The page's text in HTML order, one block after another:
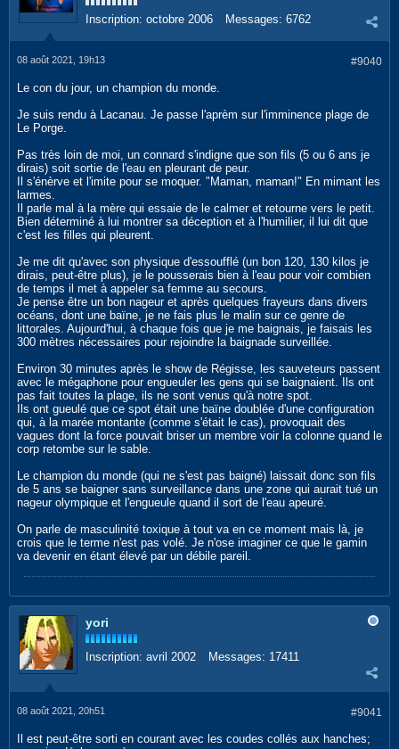
Inscription: octobre 2006 Messages: 6762
#9040
08 août 2021, 19h13
Le con du jour, un champion du monde.
Je suis rendu à Lacanau. Je passe l'aprèm sur l'imminence plage de
Le Porge.
Pas très loin de moi, un connard s'indigne que son fils (5 ou 6 ans je
dirais) soit sortie de l'eau en pleurant de peur.
Il s'énèrve et l'imite pour se moquer. "Maman, maman!" En mimant les
larmes.
Il parle mal à la mère qui essaie de le calmer et retourne vers le petit.
Bien déterminé à lui montrer sa déception et à l'humilier, il lui dit que
c'est les filles qui pleurent.
Je me dit qu'avec son physique d'essoufflé (un bon 120, 130 kilos je
dirais, peut-être plus), je le pousserais bien à l'eau pour voir combien
de temps il met à appeler sa femme au secours.
Je pense être un bon nageur et après quelques frayeurs dans divers
océans, dont une baïne, je ne fais plus le malin sur ce genre de
littorales. Aujourd'hui, à chaque fois que je me baignais, je faisais les
300 mètres nécessaires pour rejoindre la baignade surveillée.
Environ 30 minutes après le show de Régisse, les sauveteurs passent
avec le mégaphone pour engueuler les gens qui se baignaient. Ils ont
pas fait toutes la plage, ils ne sont venus qu'à notre spot.
Ils ont gueulé que ce spot était une baïne doublée d'une configuration
qui, à la marée montante (comme s'était le cas), provoquait des
vagues dont la force pouvait briser un membre voir la colonne quand le
corp retombe sur le sable.
Le champion du monde (qui ne s'est pas baigné) laissait donc son fils
de 5 ans se baigner sans surveillance dans une zone qui aurait tué un
nageur olympique et l'engueule quand il sort de l'eau apeuré.
On parle de masculinité toxique à tout va en ce moment mais là, je
crois que le terme n'est pas volé. Je n'ose imaginer ce que le gamin
va devenir en étant élevé par un débile pareil.
yori
Inscription: avril 2002 Messages: 17411
#9041
08 août 2021, 20h51
Il est peut-être sorti en courant avec les coudes collés aux hanches;